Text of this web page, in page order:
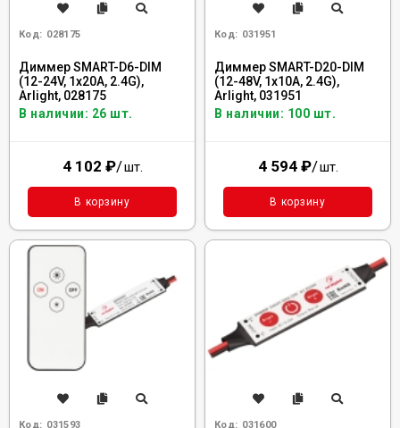
Код: 028175
Диммер SMART-D6-DIM
(12-24V, 1x20A, 2.4G),
Arlight, 028175
В наличии: 26 шт.
4 102 ₽/шт.
В корзину
Код: 031951
Диммер SMART-D20-DIM
(12-48V, 1x10A, 2.4G),
Arlight, 031951
В наличии: 100 шт.
4 594 ₽/шт.
В корзину
Код: 031593 Код: 031600